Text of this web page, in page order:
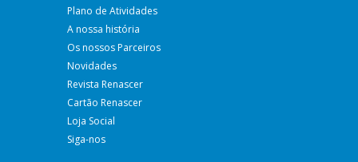
Plano de Atividades
A nossa história
Os nossos Parceiros
Novidades
Revista Renascer
Cartão Renascer
Loja Social
Siga-nos